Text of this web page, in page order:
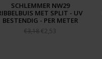
SCHLEMMER NW29
MET SPLIT - UV
BESTENDIG - PER METER
€3,18€2,53